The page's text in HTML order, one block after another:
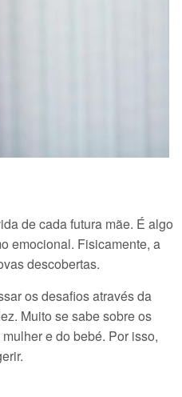
de cada futura mãe. É algo
emocional. Fisicamente, a
descobertas.
os desafios através da
Muito se sabe sobre os
e do bebé. Por isso,